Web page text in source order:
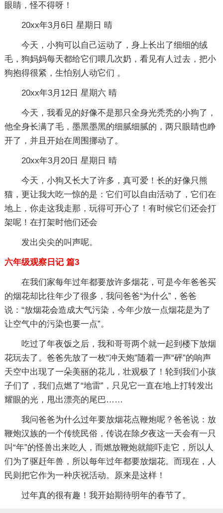
眼睛，怪不得呀！
20xx年3月6日 星期日 晴
今天，小狗可以自己运动了，身上长出了细细的绒
毛，狗妈妈每天都给它们喂几次奶，看见有人过去，把小
狗抱得很紧，生怕别人动它们 。
20xx年3月12日 星期六 晴
今天，我看见的好像不是那只全身光秃秃的小狗了，
他全身长满了毛，墨黑墨黑的细腻细腻的，两只眼睛也睁
开了，并且开始在周围挪动了。
20xx年3月20日 星期日 晴
今天，小狗又长大了许多，真可爱！长的好像只熊
猫，更让我大吃一惊的是：它们可以自由活动了，它们在
地上，你走这我走那，玩得可开心了！有时候它们还会打
架呢！在打架时他们还会
发出尖尖的叫声呢。
六年级观察日记 篇3
在我们家每年过年都要放许多烟花，可是今年爸爸买
的烟花却比往年少了很多，我问爸爸“为什么”，爸爸
说：“放烟花会造成大气污染，今年少放一点烟花是为了
让空气中的污染也要一点”。
吃过了年夜饭之后，我和哥哥两个就一起到楼下放烟
花玩去了。爸爸先放了一枚“冲天炮”随着一声“砰”的响声
天空中出现了一朵美丽的花儿，壮观极了！轮到我们小孩
子们了，我们点燃了“地雷”，只见它一直在地上打转发出
耀眼的光，甩出漂亮的尾巴……
我问爸爸为什么过年要放烟花点鞭炮呢？爸爸说：放
鞭炮汉族的一个传统民俗，传说在除夕夜这一天会有一只
叫“年”的怪兽出来吃人，而燃放鞭炮就能吓走它，所以人
们为了驱赶年兽，所以每年过年都要放烟花。而现在，人
民则把它作为一种庆祝活动。原来是这样！
过年真的很有趣！我开始期待明年的春节了。